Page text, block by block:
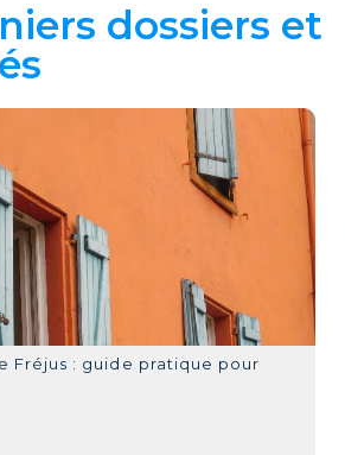
dossiers et
Fréjus : guide pratique pour